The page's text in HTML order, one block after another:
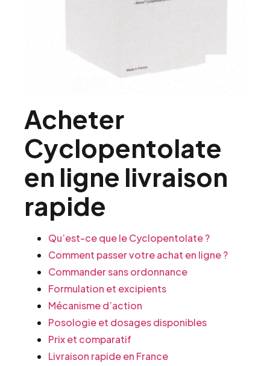
Acheter
Cyclopentolate
en ligne livraison
rapide
Qu’est-ce que le Cyclopentolate ?
Comment passer votre achat en ligne ?
Commander sans ordonnance
Formulation et excipients
Mécanisme d’action
Posologie et dosages disponibles
Prix et comparatif
Livraison rapide en France